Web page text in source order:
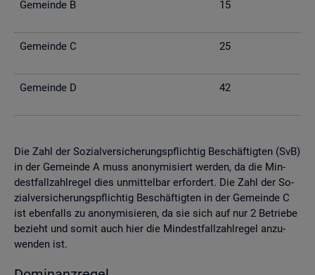
Ge­mein­de B 15
Ge­mein­de C 25
Ge­mein­de D 42
Die Zahl der So­zi­al­ver­si­che­rungs­pflich­tig Be­schäf­tig­ten (SvB)
in der Ge­mein­de A muss an­ony­mi­siert wer­den, da die Min­
dest­fall­zahl­re­gel dies un­mit­tel­bar er­for­dert. Die Zahl der So­
zi­al­ver­si­che­rungs­pflich­tig Be­schäf­tig­ten in der Ge­mein­de C
ist eben­falls zu an­ony­mi­sie­ren, da sie sich auf nur 2 Be­trie­be
be­zieht und somit auch hier die Min­dest­fall­zahl­re­gel an­zu­
wen­den ist.